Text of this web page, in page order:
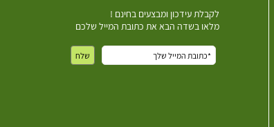
לקבלת עידכון ומבצעים בחינם !
מלאו בשדה הבא את כתובת המייל שלכם